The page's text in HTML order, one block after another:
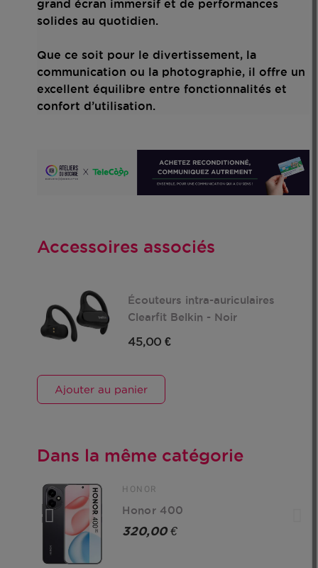
grand écran immersif et de performances
solides au quotidien.
Que ce soit pour le divertissement, la
communication ou la photographie, il offre un
excellent équilibre entre fonctionnalités et
confort d’utilisation.
Accessoires associés
Écouteurs intra-auriculaires
Clearfit Belkin - Noir
45,00 €
Ajouter au panier
Dans la même catégorie
HONOR
Honor 400
320,00 €